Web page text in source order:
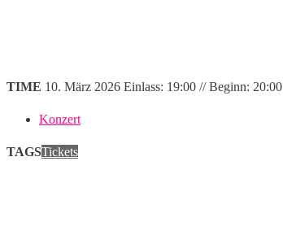
TIME 10. März 2026 Einlass: 19:00 // Beginn: 20:00
Konzert
TAGSTickets